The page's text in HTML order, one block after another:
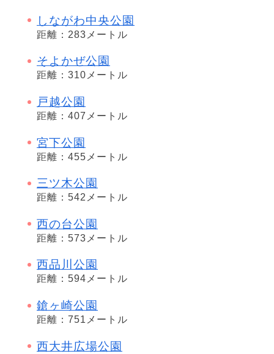
しながわ中央公園
距離：283メートル
そよかぜ公園
距離：310メートル
戸越公園
距離：407メートル
宮下公園
距離：455メートル
三ツ木公園
距離：542メートル
西の台公園
距離：573メートル
西品川公園
距離：594メートル
鎗ヶ崎公園
距離：751メートル
西大井広場公園